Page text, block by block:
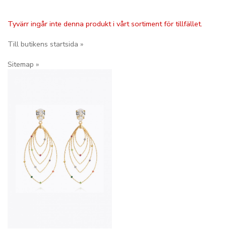
Tyvärr ingår inte denna produkt i vårt sortiment för tillfället.
Till butikens startsida »
Sitemap »